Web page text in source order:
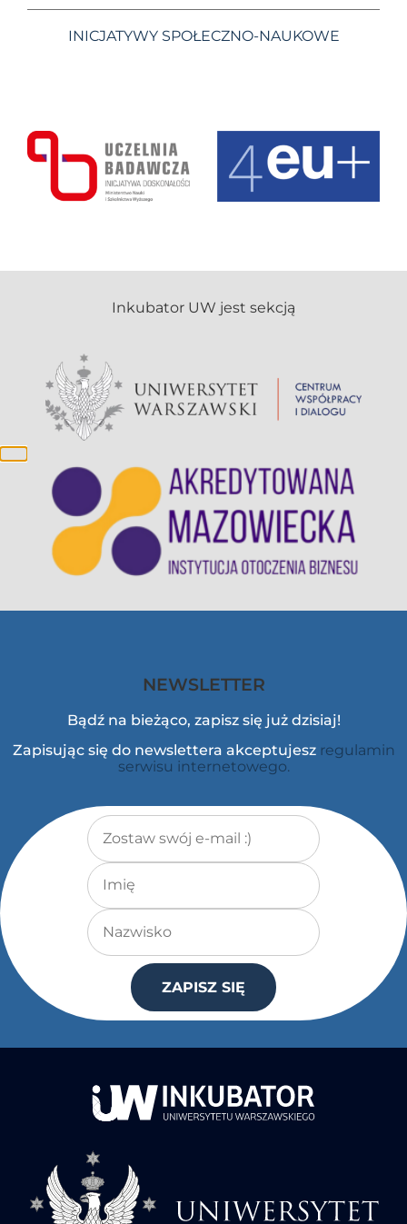
INICJATYWY SPOŁECZNO-NAUKOWE
NEWSLETTER
Bądź na bieżąco, zapisz się już dzisiaj!
Zapisując się do newslettera akceptujesz regulamin
serwisu internetowego.
Adres e-mail*
Imię
Nazwisko
ZAPISZ SIĘ